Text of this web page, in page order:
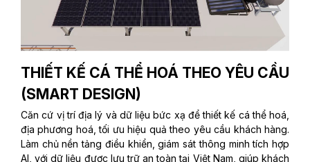
THIẾT KẾ CÁ THỂ HOÁ THEO YÊU CẦU
(SMART DESIGN)
Căn cứ vị trí địa lý và dữ liệu bức xạ để thiết kế cá thể hoá,
địa phương hoá, tối ưu hiệu quả theo yêu cầu khách hàng.
Làm chủ nền tảng điều khiển, giám sát thông minh tích hợp
AI, với dữ liệu được lưu trữ an toàn tại Việt Nam, giúp khách